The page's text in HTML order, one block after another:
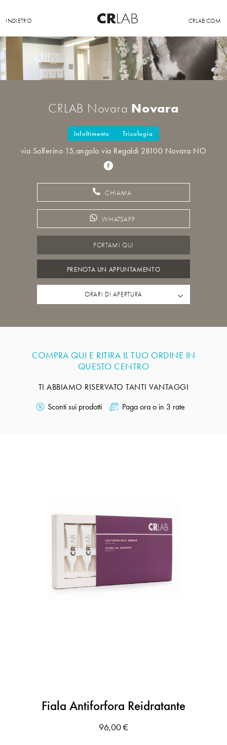
INDIETRO CRLAB.COM
CRLAB Novara Novara
Infoltimento Tricologia
via Solferino 15,angolo via Regaldi 28100 Novara NO
CHIAMA
WHATSAPP
PORTAMI QUI
PRENOTA UN APPUNTAMENTO
ORARI DI APERTURA
COMPRA QUI E RITIRA IL TUO ORDINE IN
QUESTO CENTRO
TI ABBIAMO RISERVATO TANTI VANTAGGI
Sconti sui prodotti Paga ora o in 3 rate
Fiala Antiforfora Reidratante
96,00 €